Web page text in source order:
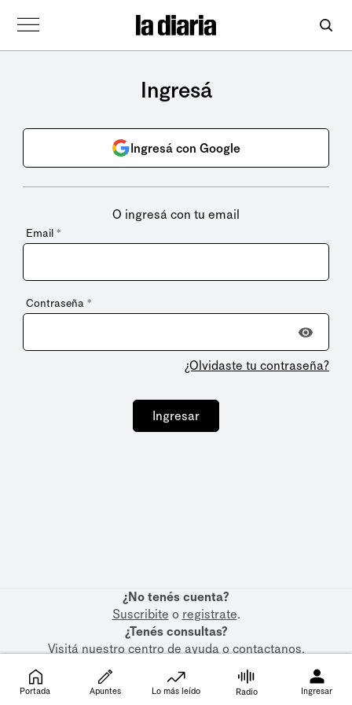
Ingresá
Ingresá con Google
O ingresá con tu email
Email *
Contraseña *
¿Olvidaste tu contraseña?
Ingresar
¿No tenés cuenta?
Suscribite o registrate.
¿Tenés consultas?
Visitá nuestrocentro de ayudaocontactanos.
Portada Apuntes Lo más leído Radio Ingresar